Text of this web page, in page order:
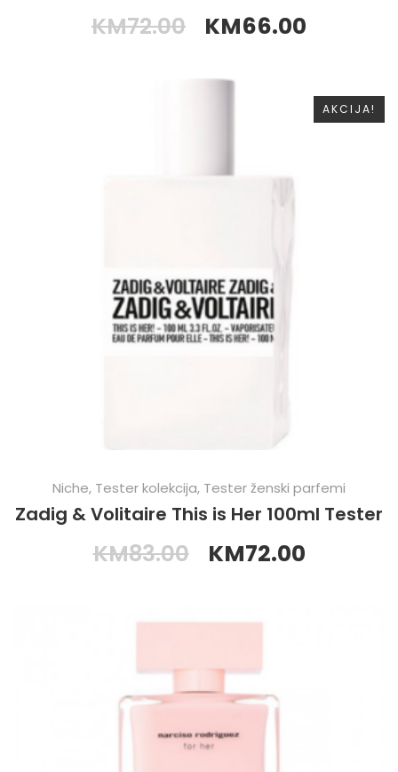
KM72.00 KM66.00
AKCIJA!
Niche, Tester kolekcija, Tester ženski parfemi
Zadig & Volitaire This is Her 100ml Tester
KM83.00 KM72.00